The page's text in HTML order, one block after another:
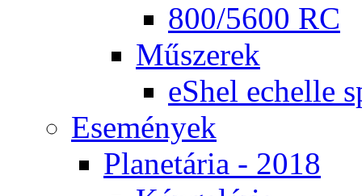
800/5600 RC
Mű­sze­rek
eS­hel echel­le
Ese­mé­nyek
Pla­ne­tá­ria - 2018